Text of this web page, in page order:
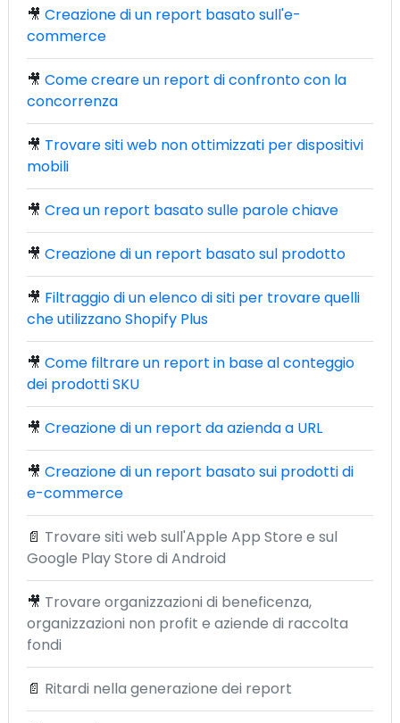
🎥 Creazione di un report basato sull'e-
commerce
🎥 Come creare un report di confronto con la
concorrenza
🎥 Trovare siti web non ottimizzati per dispositivi
mobili
🎥 Crea un report basato sulle parole chiave
🎥 Creazione di un report basato sul prodotto
🎥 Filtraggio di un elenco di siti per trovare quelli
che utilizzano Shopify Plus
🎥 Come filtrare un report in base al conteggio
dei prodotti SKU
🎥 Creazione di un report da azienda a URL
🎥 Creazione di un report basato sui prodotti di
e-commerce
📄 Trovare siti web sull'Apple App Store e sul
Google Play Store di Android
🎥 Trovare organizzazioni di beneficenza,
organizzazioni non profit e aziende di raccolta
fondi
📄 Ritardi nella generazione dei report